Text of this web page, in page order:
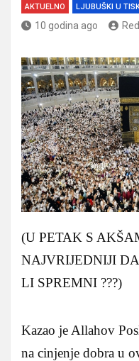
AKTUELNO LJUBUŠKI U
10 godina ago
(U PETAK S
NAJVRIJEDNIJI
LI SPREMNI ???)
Kazao je Allahov
na cinjenje dobra u